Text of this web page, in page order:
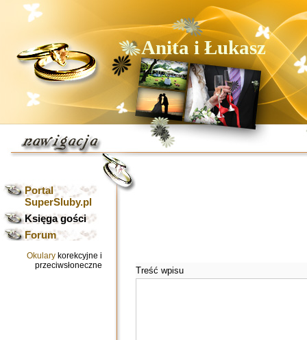
Anita i Łukasz
Portal
SuperSluby.pl
Księga gości
Forum
Okulary korekcyjne i
przeciwsłoneczne
Treść wpisu